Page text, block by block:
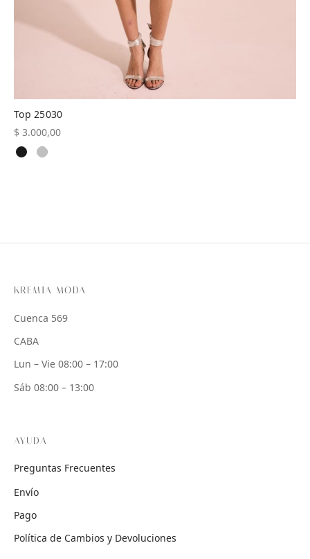
Top 25030
$ 3.000,00
KREMIA MODA
Cuenca 569
CABA
Lun – Vie 08:00 – 17:00
Sáb 08:00 – 13:00
AYUDA
Preguntas Frecuentes
Envío
Pago
Política de Cambios y Devoluciones